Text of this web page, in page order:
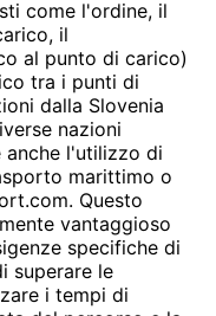
come l'ordine, il
il
al punto di carico)
tra i punti di
dalla Slovenia
nazioni
anche l'utilizzo di
marittimo o
Questo
vantaggioso
specifiche di
superare le
i tempi di